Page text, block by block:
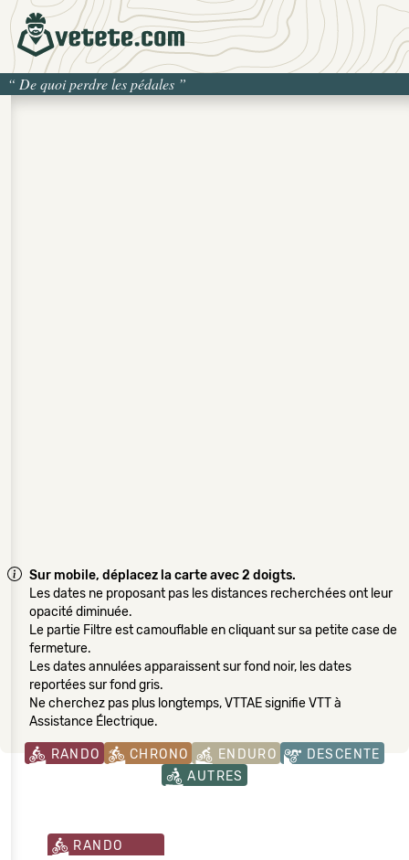
“ De quoi perdre les pédales ”
Sur mobile, déplacez la carte avec 2 doigts.
Les dates ne proposant pas les distances recherchées ont leur
opacité diminuée.
Le partie Filtre est camouflable en cliquant sur sa petite case de
fermeture.
Les dates annulées apparaissent sur fond noir, les dates
reportées sur fond gris.
Ne cherchez pas plus longtemps, VTTAE signifie VTT à
Assistance Électrique.
RANDO CHRONO ENDURO
DESCENTE
AUTRES
RANDO